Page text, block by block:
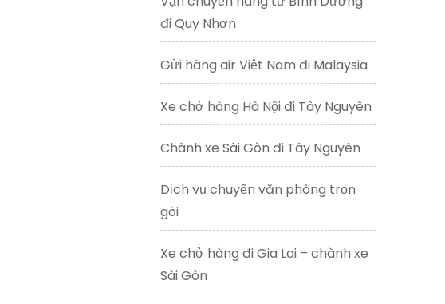
đi Quy Nhơn
Gửi hàng air Việt Nam đi Malaysia
Xe chở hàng Hà Nội đi Tây Nguyên
Chành xe Sài Gòn đi Tây Nguyên
Dịch vụ chuyển văn phòng trọn
gói
Xe chở hàng đi Gia Lai – chành xe
Sài Gòn